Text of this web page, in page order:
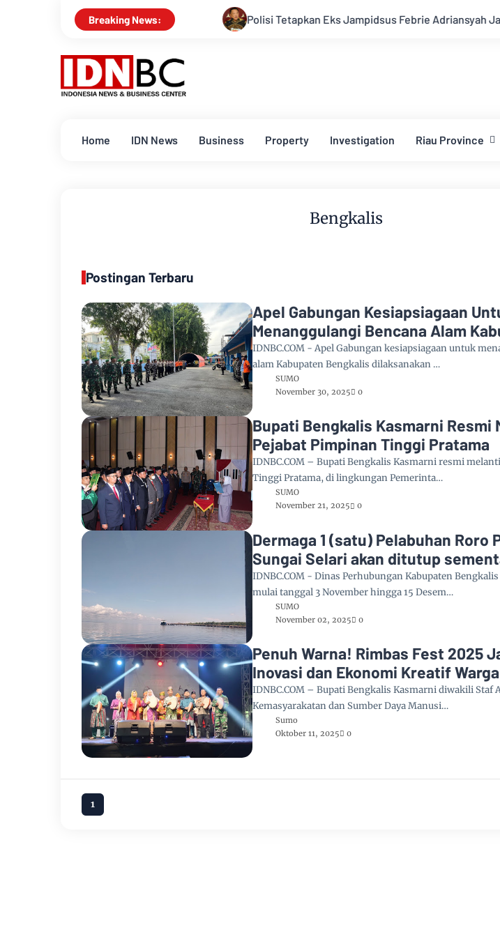
Breaking News: Polisi Tetapkan Eks Jampidsus Febrie Adriansyah Jadi
Home IDN News Business Property Investigation Riau Province
Bengkalis
Postingan Terbaru
Apel Gabungan Kesiapsiagaan
Menanggulangi Bencana Alam
Bengkalis
IDNBC.COM - Apel Gabungan kesiapsiagaan untuk
alam Kabupaten Bengkalis dilaksanakan …
SUMO
November 30, 2025
0
Bupati Bengkalis Kasmarni Resmi
Pejabat Pimpinan Tinggi Pratama
IDNBC.COM – Bupati Bengkalis Kasmarni resmi
Tinggi Pratama, di lingkungan Pemerinta…
SUMO
November 21, 2025
0
Dermaga 1 (satu) Pelabuhan Roro
Sungai Selari akan ditutup
IDNBC.COM - Dinas Perhubungan Kabupaten
mulai tanggal 3 November hingga 15 Desem…
SUMO
November 02, 2025
0
Penuh Warna! Rimbas Fest 2025
Inovasi dan Ekonomi Kreatif
IDNBC.COM – Bupati Bengkalis Kasmarni diwakili Staf
Kemasyarakatan dan Sumber Daya Manusi…
Sumo
Oktober 11, 2025
0
1